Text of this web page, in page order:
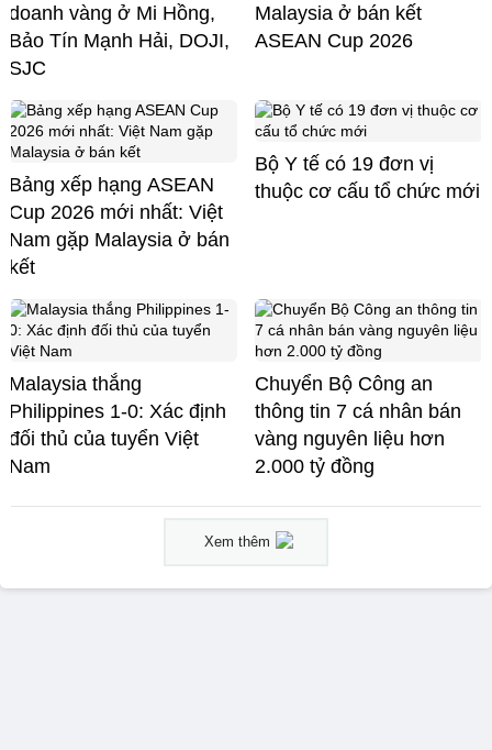
doanh vàng ở Mi Hồng,
Bảo Tín Mạnh Hải, DOJI,
SJC
Malaysia ở bán kết
ASEAN Cup 2026
Bảng xếp hạng ASEAN
Cup 2026 mới nhất: Việt
Nam gặp Malaysia ở bán
kết
Bộ Y tế có 19 đơn vị
thuộc cơ cấu tổ chức mới
Malaysia thắng
Philippines 1-0: Xác định
đối thủ của tuyển Việt
Nam
Chuyển Bộ Công an
thông tin 7 cá nhân bán
vàng nguyên liệu hơn
2.000 tỷ đồng
Xem thêm